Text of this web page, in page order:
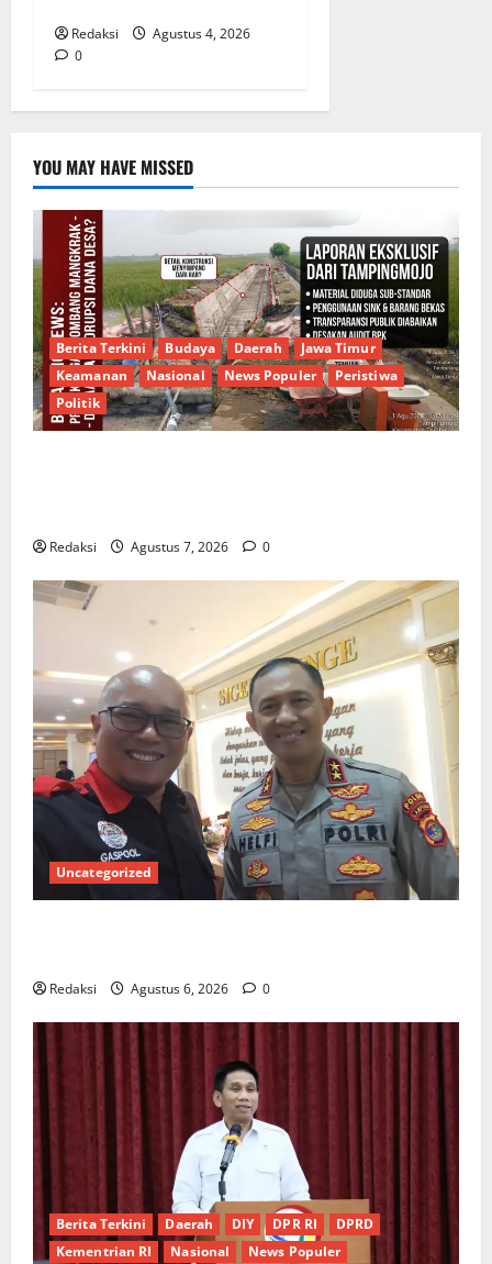
Redaksi
Agustus 4, 2026
0
YOU MAY HAVE MISSED
Berita Terkini Budaya Daerah
Jawa Timur
Keamanan
Nasional News Populer
Peristiwa
Politik
Redaksi Agustus 7, 2026 0
Uncategorized
Redaksi Agustus 6, 2026 0
Berita Terkini Daerah DIY DPR RI
DPRD
Kementrian RI
Nasional
News Populer